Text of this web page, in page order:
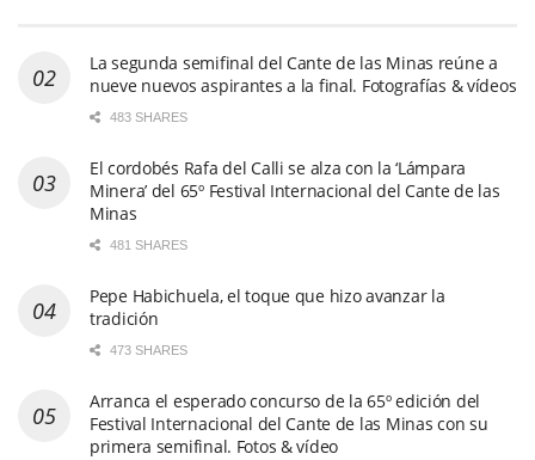
La segunda semifinal del Cante de las Minas reúne a
nueve nuevos aspirantes a la final. Fotografías & vídeos
483 SHARES
El cordobés Rafa del Calli se alza con la ‘Lámpara
Minera’ del 65º Festival Internacional del Cante de las
Minas
481 SHARES
Pepe Habichuela, el toque que hizo avanzar la
tradición
473 SHARES
Arranca el esperado concurso de la 65º edición del
Festival Internacional del Cante de las Minas con su
primera semifinal. Fotos & vídeo